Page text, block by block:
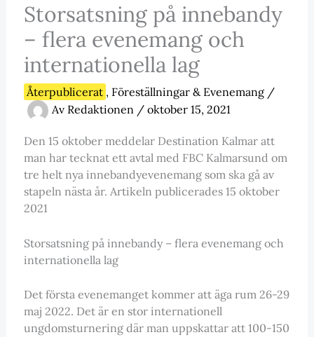
Storsatsning på innebandy
– flera evenemang och
internationella lag
Återpublicerat , Föreställningar & Evenemang/
Av Redaktionen / oktober 15, 2021
Den 15 oktober meddelar Destination Kalmar att
man har tecknat ett avtal med FBC Kalmarsund om
tre helt nya innebandyevenemang som ska gå av
stapeln nästa år. Artikeln publicerades 15 oktober
2021
Storsatsning på innebandy – flera evenemang och
internationella lag
Det första evenemanget kommer att äga rum 26-29
maj 2022. Det är en stor internationell
ungdomsturnering där man uppskattar att 100-150